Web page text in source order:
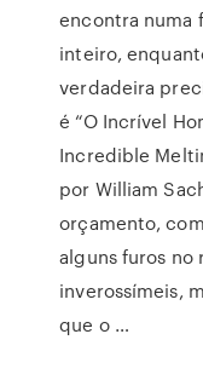
encontra numa
inteiro,
verdadeira
é “O Incrível
Incredible
por William
orçamento,
alguns furos no
inverossímeis,
que o …